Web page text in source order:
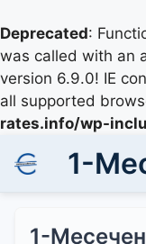
Deprecated:
was called with an
version 6.9.0! IE
all supported
rates.info/wp-
1-